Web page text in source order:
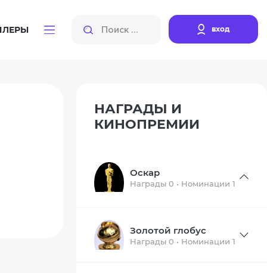
вход
НАГРАДЫ И
КИНОПРЕМИИ
Оскар
Награды 0 • Номинации 1
Золотой глобус
Награды 0 • Номинации 1